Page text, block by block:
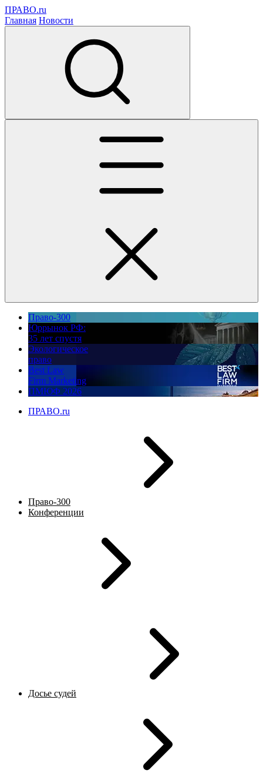
ПРАВО.ru
Главная Новости
Право-300
Юррынок РФ:
35 лет спустя
Экологическое
право
Best Law
Firm Marketing
ПМЮФ 2026
ПРАВО.ru
Право-300
Конференции
Досье судей